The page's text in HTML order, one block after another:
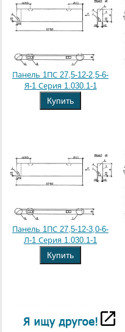
Панель 1ПС 27,5-12-2,5-6-
Я-1 Серия 1.030.1-1
Купить
Панель 1ПС 27,5-12-3,0-6-
Л-1 Серия 1.030.1-1
Купить